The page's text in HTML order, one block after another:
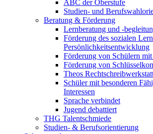
ABC der Oberstufe
Studien- und
Beratung & Förderung
Lernberatung und -
Förderung des sozialen
Persönlichkeitsentwicklung
Förderung von Schülern
Förderung von
Theos
Schüler mit besonderen
Interessen
Sprache verbindet
Jugend debattiert
THG Talentschmiede
Studien- & Berufsorientierung